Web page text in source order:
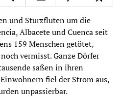
und Sturzfluten um die
Albacete und Cuenca seit
159 Menschen getötet,
vermisst. Ganze Dörfer
saßen in ihren
fiel der Strom aus,
unpassierbar.